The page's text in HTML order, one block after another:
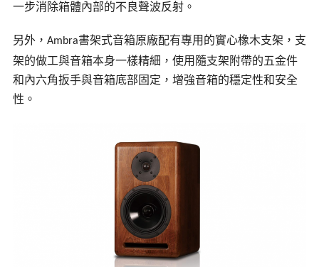
一步消除箱體內部的不良聲波反射。
另外， Ambra書架式音箱原廠配有專用的實心橡木支架，支
架的做工與音箱本身一樣精細，使用隨支架附帶的五金件
和內六角扳手與音箱底部固定，增強音箱的穩定性和安全
性。